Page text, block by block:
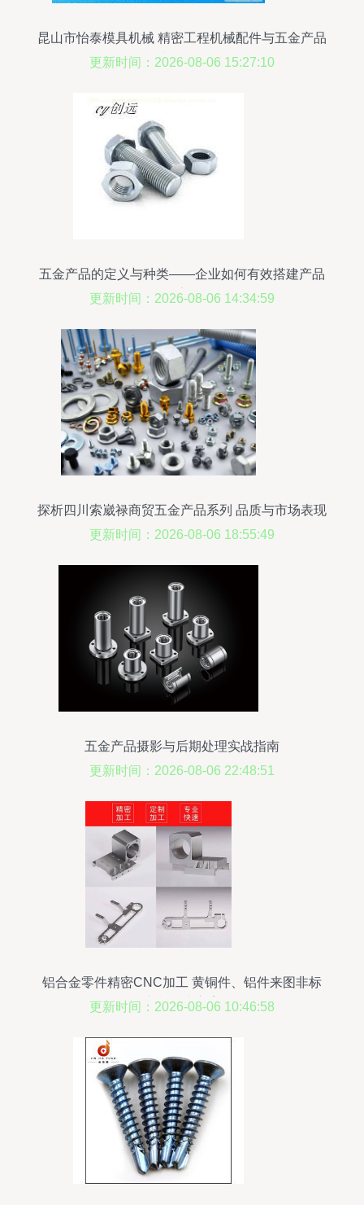
昆山市怡泰模具机械 精密工程机械配件与五金产品
综合目录
更新时间：2026-08-06 15:27:10
五金产品的定义与种类——企业如何有效搭建产品
库
更新时间：2026-08-06 14:34:59
探析四川索崴禄商贸五金产品系列 品质与市场表现
解析
更新时间：2026-08-06 18:55:49
五金产品摄影与后期处理实战指南
更新时间：2026-08-06 22:48:51
铝合金零件精密CNC加工 黄铜件、铝件来图非标
定制解决方案
更新时间：2026-08-06 10:46:58